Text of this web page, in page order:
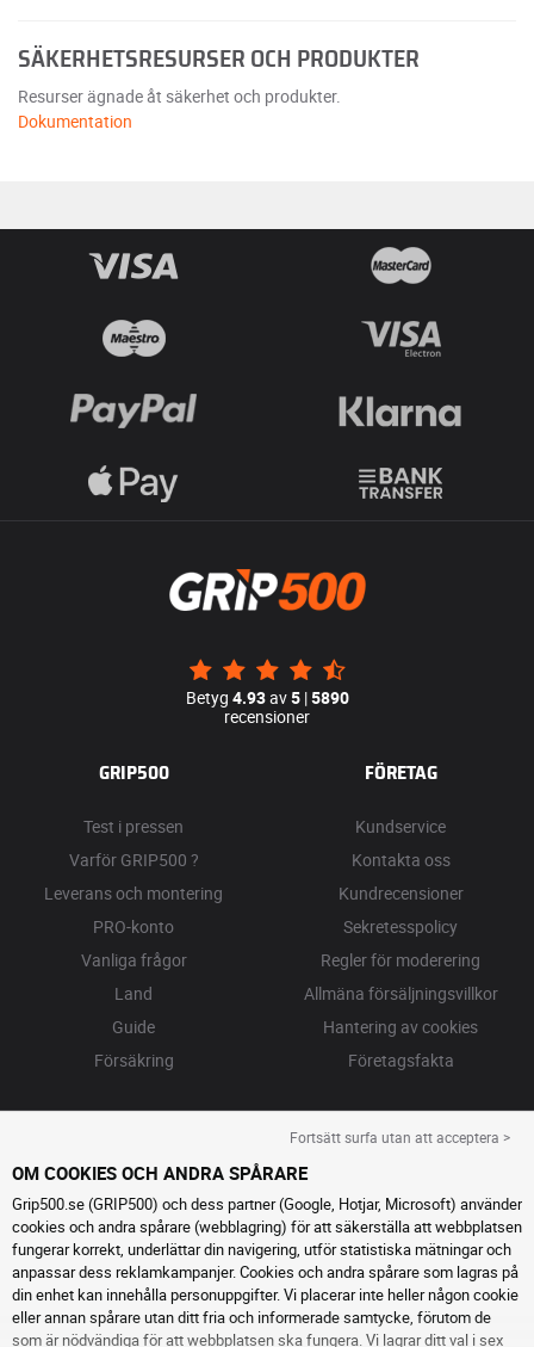
SÄKERHETSRESURSER OCH PRODUKTER
Resurser ägnade åt säkerhet och produkter.
Dokumentation
Betyg 4.93av5|5890
recensioner
GRIP500
Test i pressen
Varför GRIP500 ?
Leverans och montering
PRO-konto
Vanliga frågor
Land
Guide
Försäkring
FÖRETAG
Kundservice
Kontakta oss
Kundrecensioner
Sekretesspolicy
Regler för moderering
Allmäna försäljningsvillkor
Hantering av cookies
Företagsfakta
Fortsätt surfa utan att acceptera >
OM COOKIES OCH ANDRA SPÅRARE
Grip500.se (GRIP500) och dess partner (Google, Hotjar, Microsoft) använder
cookies och andra spårare (webblagring) för att säkerställa att webbplatsen
fungerar korrekt, underlättar din navigering, utför statistiska mätningar och
anpassar dess reklamkampanjer. Cookies och andra spårare som lagras på
din enhet kan innehålla personuppgifter. Vi placerar inte heller någon cookie
eller annan spårare utan ditt fria och informerade samtycke, förutom de
som är nödvändiga för att webbplatsen ska fungera. Vi lagrar ditt val i sex